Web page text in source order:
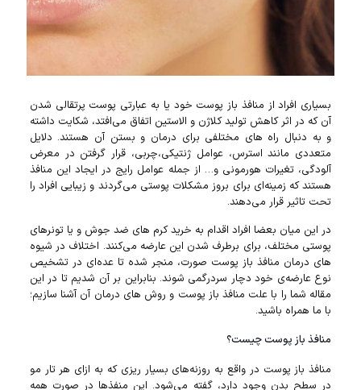
بسیاری افراد از منافذ باز پوست خود یا به عبارتی پوست پرتقالی شدن
آن که در اثر کاهش تولید کلاژن و الاستین اتفاق می‌افتد، شکایت داشته
و به دنبال راه‌ های مختلفی برای درمان و بستن آن هستند. دلایل
متعددی مانند استرس، عوامل ژنتیکی،چربی، قرار گرفتن در معرض
آلودگی، تغیرات هورمونی و… از جمله عوامل رایج در ایجاد این منافذ
هستند که زمینه‌ای برای بروز مشکلات پوستی می‌گردند و زیبایی افراد را
تحت تاثیر قرار می‌دهند.
در این میان بعضا افراد اقدام به خرید کرم‌ های ضد جوش و یا تونرهای
پوستی مختلف، برای برطرف شدن این عارضه می‌کنند. اختلاف در شیوه‌
های درمان منافذ باز پوست صورت، منجر شده تا عده‌ای در تشخیص
نوع عارضه‌ی خود دچار سردرگمی شوند. بنابراین بر آن شدیم تا در این
مقاله شما را با علت منافذ باز پوست و روش های درمان آن آشنا سازیم؛
با ما همراه باشید.
منافذ باز پوست چیست؟
منافذ باز پوست در واقع به روزنه‌های بسیار ریزی که به ازای هر تار مو
در سطح بدن وجود دارد، گفته می‌شود. این منفذها در صورت همه